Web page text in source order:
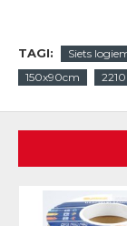
TAGI: Siets
150x90cm